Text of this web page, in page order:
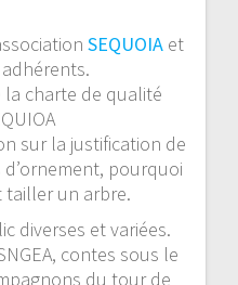
SEQUOIA et
la charte de qualité
sur la justification de
pourquoi
tailler un arbre.
diverses et variées.
contes sous le
du tour de